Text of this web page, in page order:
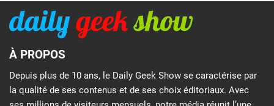
À PROPOS
Depuis plus de 10 ans, le Daily Geek Show se caractérise par
la qualité de ses contenus et de ses choix éditoriaux. Avec